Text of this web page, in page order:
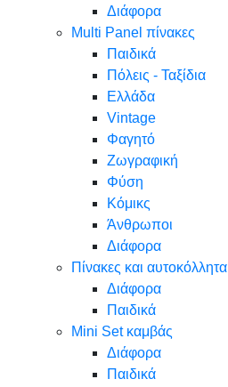
Διάφορα
Multi Panel πίνακες
Παιδικά
Πόλεις - Ταξίδια
Ελλάδα
Vintage
Φαγητό
Ζωγραφική
Φύση
Κόμικς
Άνθρωποι
Διάφορα
Πίνακες και αυτοκόλλητα
Διάφορα
Παιδικά
Mini Set καμβάς
Διάφορα
Παιδικά